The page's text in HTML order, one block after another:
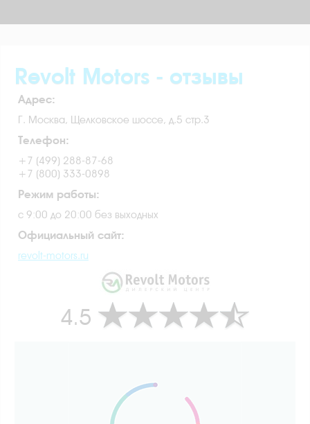
Revolt Motors - отзывы
Адрес:
Г. Москва, Щелковское шоссе, д.5 стр.3
Телефон:
+7 (499) 288-87-68
+7 (800) 333-0898
Режим работы:
с 9:00 до 20:00 без выходных
Официальный сайт:
revolt-motors.ru
4.5